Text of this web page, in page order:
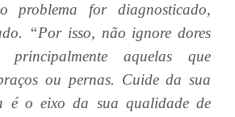
problema for diagnosticado,
“Por isso, não ignore dores
principalmente aquelas que
ou pernas. Cuide da sua
é o eixo da sua qualidade de